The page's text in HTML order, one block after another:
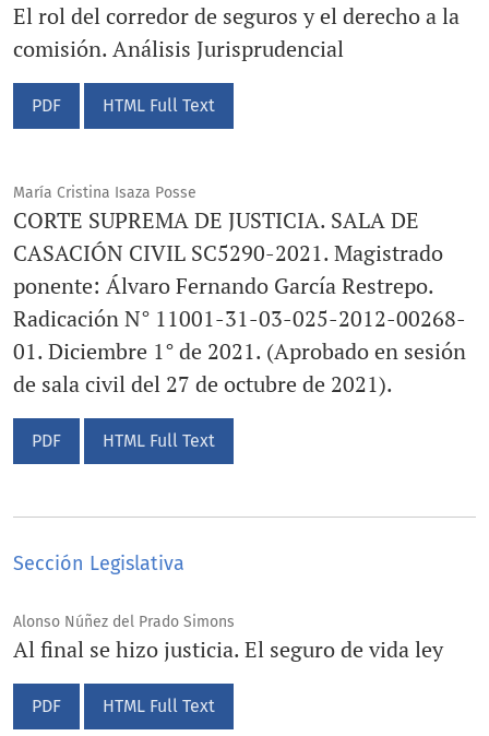
El rol del corredor de seguros y el derecho a la
comisión. Análisis Jurisprudencial
PDF HTML Full Text
María Cristina Isaza Posse
CORTE SUPREMA DE JUSTICIA. SALA DE
CASACIÓN CIVIL SC5290-2021. Magistrado
ponente: Álvaro Fernando García Restrepo.
Radicación N° 11001-31-03-025-2012-00268-
01. Diciembre 1° de 2021. (Aprobado en sesión
de sala civil del 27 de octubre de 2021).
PDF HTML Full Text
Sección Legislativa
Alonso Núñez del Prado Simons
Al final se hizo justicia. El seguro de vida ley
PDF HTML Full Text